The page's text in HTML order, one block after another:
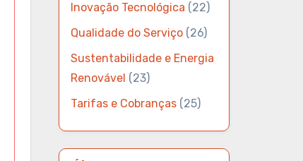
Inovação Tecnológica (22)
Qualidade do Serviço (26)
Sustentabilidade e Energia
Renovável (23)
Tarifas e Cobranças (25)